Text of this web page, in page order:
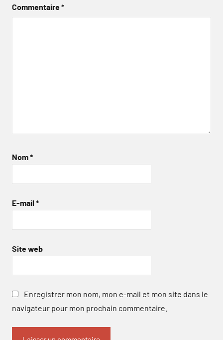
Commentaire*
Nom*
E-mail *
Site web
Enregistrer mon nom, mon e-mail et mon site dans le
navigateur pour mon prochain commentaire.